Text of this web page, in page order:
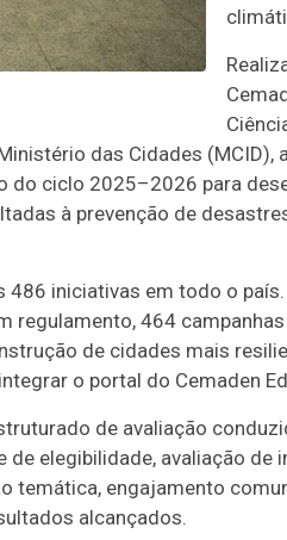
das Cidades
ciclo 2025–2026 para
à prevenção de
iniciativas em todo o
regulamento, 464
de cidades mais
o portal do Cemaden
de avaliação
elegibilidade, avaliação de
temática, engajamento
alcançados.